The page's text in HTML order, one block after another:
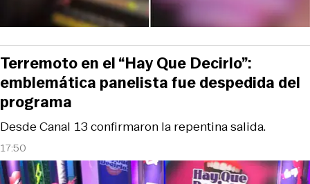
17:50
Desde Canal 13 confirmaron la repentina salida.
Terremoto en el “Hay Que Decirlo”:
emblemática panelista fue despedida del
programa